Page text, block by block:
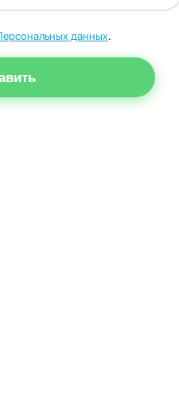
данных.